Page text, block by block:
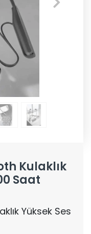
Kulaklık
Saat
Yüksek Ses